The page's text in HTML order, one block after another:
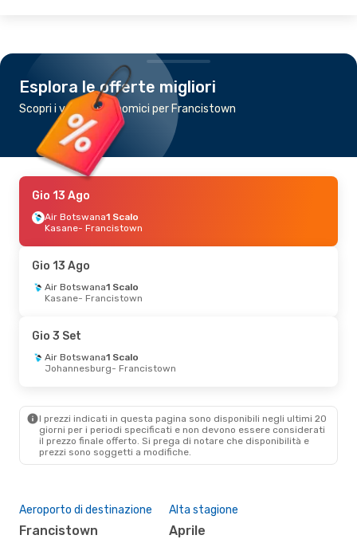
Esplora le offerte migliori
Scopri i voli più economici per Francistown
Gio 13 Ago
Air Botswana1 Scalo
Kasane- Francistown
Gio 13 Ago
Air Botswana1 Scalo
Kasane- Francistown
Gio 3 Set
Air Botswana1 Scalo
Johannesburg- Francistown
I prezzi indicati in questa pagina sono disponibili negli ultimi 20
giorni per i periodi specificati e non devono essere considerati
il ​​prezzo finale offerto. Si prega di notare che disponibilità e
prezzi sono soggetti a modifiche.
Aeroporto di destinazione
Francistown
Alta stagione
aprile